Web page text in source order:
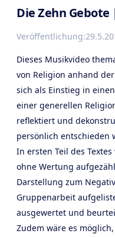
Die Zehn
Veröffentlichung:
Dieses Musikvideo
von Religion anhand
sich als Einstieg in
einer generellen
reflektiert und
persönlich entschieden
In ersten Teil des
ohne Wertung
Darstellung zum
Gruppenarbeit
ausgewertet und
Zudem wäre es